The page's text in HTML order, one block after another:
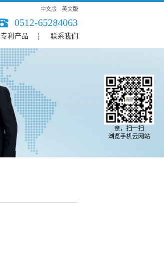
0512-65284063
中文版 英文版
专利产品 联系我们
亲，扫一扫
浏览手机云网站